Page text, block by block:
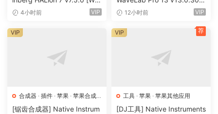
N, MacOSX]（673.3MB+92
4小时前 VIP
+安装方法 [WiN, MacOSX]
12小时前 VIP
合成器 · 插件 · 苹果 · 苹果合成
器
[锯齿合成器] Native Instrum
VIP
工具 · 苹果 · 苹果其他应用
[DJ工具] Native Instruments
VIP 荐